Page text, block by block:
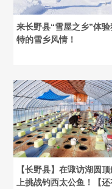
来长野县“雪屋之乡”体验
特的雪乡风情！
【长野县】在诹访湖圆
上挑战钓西太公鱼！【